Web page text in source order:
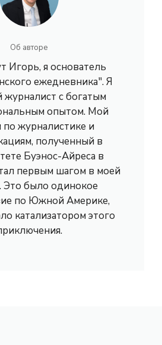
Об авторе
Игорь, я основатель
ежедневника". Я
журналист с богатым
опытом. Мой
журналистике и
полученный в
Буэнос-Айреса в
первым шагом в моей
Это было одинокое
по Южной Америке,
катализатором этого